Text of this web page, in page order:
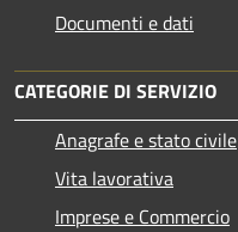
Documenti e dati
CATEGORIE DI SERVIZIO
Anagrafe e stato civile
Vita lavorativa
Imprese e Commercio